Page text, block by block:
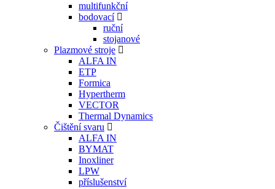
multifunkční
bodovací
ruční
stojanové
Plazmové stroje
ALFA IN
ETP
Formica
Hypertherm
VECTOR
Thermal Dynamics
Čištění svaru
ALFA IN
BYMAT
Inoxliner
LPW
příslušenství